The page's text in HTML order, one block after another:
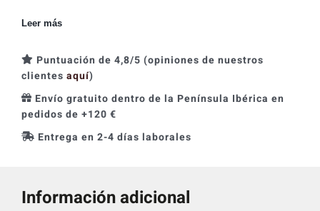
Leer más
Puntuación de 4,8/5 (opiniones de nuestros
clientes aquí)
Envío gratuito dentro de la Península Ibérica en
pedidos de +120 €
Entrega en 2-4 días laborales
Información adicional